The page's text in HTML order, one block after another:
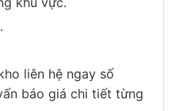
liên hệ ngay số
báo giá chi tiết từng